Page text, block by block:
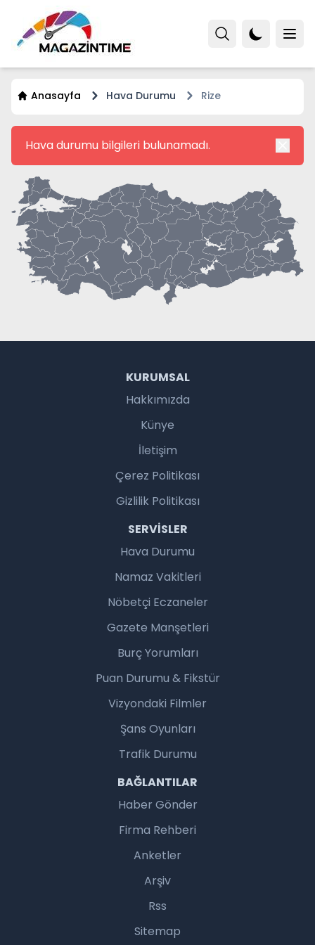
Anasayfa Hava Durumu Rize
Hava durumu bilgileri bulunamadı.
KURUMSAL
Hakkımızda
Künye
İletişim
Çerez Politikası
Gizlilik Politikası
SERVISLER
Hava Durumu
Namaz Vakitleri
Nöbetçi Eczaneler
Gazete Manşetleri
Burç Yorumları
Puan Durumu & Fikstür
Vizyondaki Filmler
Şans Oyunları
Trafik Durumu
BAĞLANTILAR
Haber Gönder
Firma Rehberi
Anketler
Arşiv
Rss
Sitemap